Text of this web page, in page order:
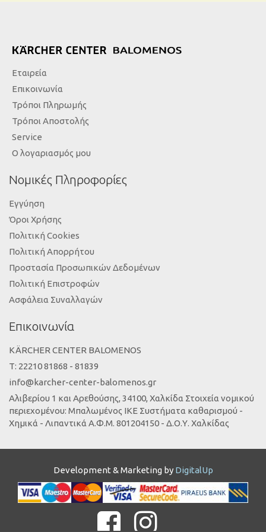
Εταιρεία
Επικοινωνία
Τρόποι Πληρωμής
Τρόποι Αποστολής
Service
Ο λογαριασμός μου
Νομικές Πληροφορίες
Εγγύηση
Όροι Χρήσης
Πολιτική Cookies
Πολιτική Απορρήτου
Προστασία Προσωπικών Δεδομένων
Πολιτική Επιστροφών
Ασφάλεια Συναλλαγών
Επικοινωνία
KÄRCHER CENTER BALOMENOS
Τ: 22210 81868 - 81839
info@karcher-center-balomenos.gr
Αλιβερίου 1 και Αρεθούσης, 34100, Χαλκίδα Στοιχεία νομικού
περιεχομένου: Μπαλωμένος ΙΚΕ Συστήματα καθαρισμού -
Χημικά - Λιπαντικά Α.Φ.Μ. 801204150 - Δ.Ο.Υ. Χαλκίδας
Development & Marketing by DigitalUp